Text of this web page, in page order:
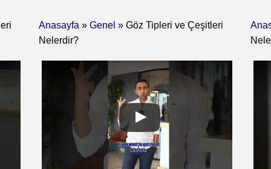
Anasayfa »Genel »Göz Tipleri ve Çeşitleri
Nelerdir?